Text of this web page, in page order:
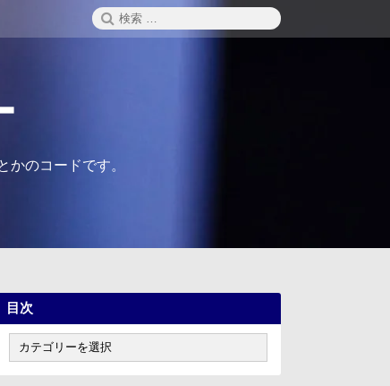
検
索:
のコードです。
目次
次